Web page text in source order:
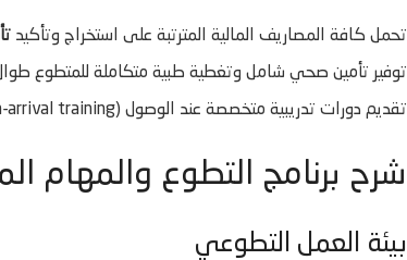
تحمل كافة المصاريف المالية المترتبة على استخراج وتأكيد
توفير تأمين صحي شامل وتغطية طبية متكاملة للمتطوع طوال
تقديم دورات تدريبية متخصصة عند الوصول (On-arrival training) وفي منتصف المدة (Mid-term training) في مدينتي تورون أو وارسو.
شرح برنامج التطوع والمهام
بيئة العمل التطوعي